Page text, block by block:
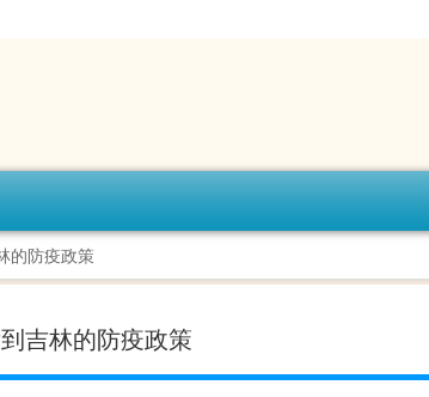
的防疫政策
吉林的防疫政策